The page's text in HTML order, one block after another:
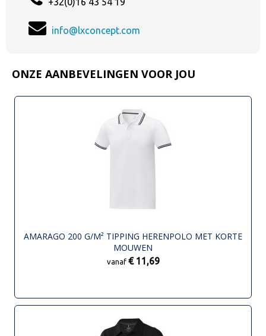
info@lxconcept.com
ONZE AANBEVELINGEN VOOR JOU
AMARAGO 200 G/M² TIPPING HERENPOLO MET KORTE
MOUWEN
vanaf € 11,69